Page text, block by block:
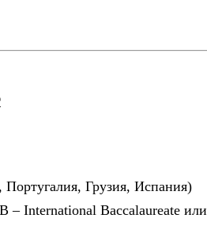
Грузия, Испания)
– International Baccalaureate или